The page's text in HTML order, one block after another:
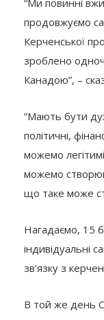
продовжуємо
Керченської
зроблено
Канадою”, –
“Мають бути
політичні,
можемо
можемо
що таке може
Нагадаємо, 15
індивідуальні
зв’язку з
В той же день